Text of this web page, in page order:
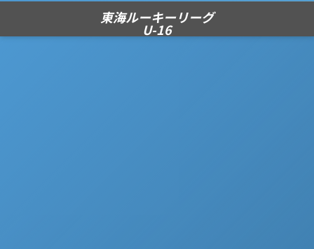
東海ルーキーリーグ
U-16